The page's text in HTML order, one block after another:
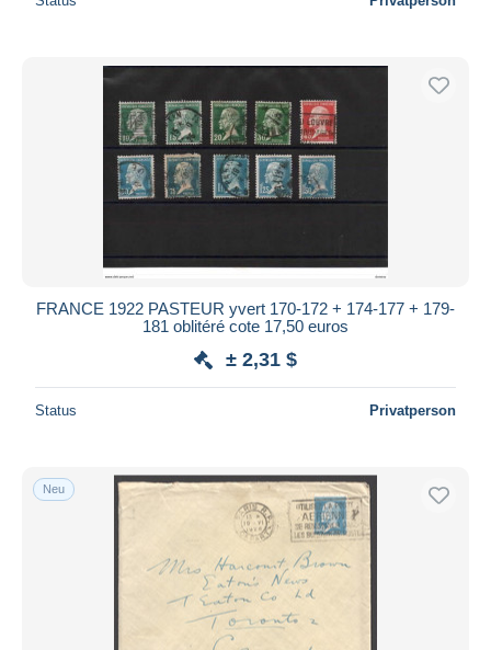
FRANCE 1922 PASTEUR yvert 170-172 + 174-177 + 179-
181 oblitéré cote 17,50 euros
± 2,31 $
Status Privatperson
Neu